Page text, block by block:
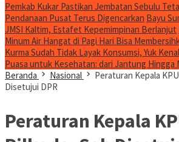
Pemkab Kukar Pastikan Jembatan Sebulu
Pendanaan Pusat Terus Digencarkan Bayu
JMSI Kaltim, Estafet Kepemimpinan Berlanjut
Minum Air Hangat di Pagi Hari Bisa
Kurma Sudah Tidak Layak Konsumsi, Yuk
Puasa untuk Kesehatan: dari Jantung Hingga
Beranda
Nasional
Peraturan Kepala
Disetujui DPR
Peraturan Kepala